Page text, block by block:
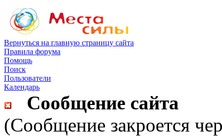
Вернуться на главную страницу сайта
Правила форума
Помощь
Поиск
Пользователи
Календарь
Сообщение сайта
(Сообщение закроется